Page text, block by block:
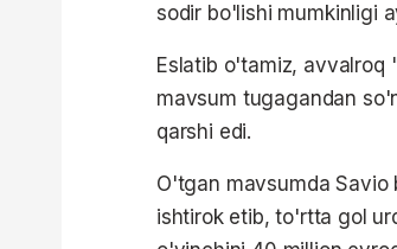
sodir bo'lishi mumkinligi
Eslatib o'tamiz, avvalroq
mavsum tugagandan
qarshi edi.
O'tgan mavsumda
ishtirok etib, to'rtta gol